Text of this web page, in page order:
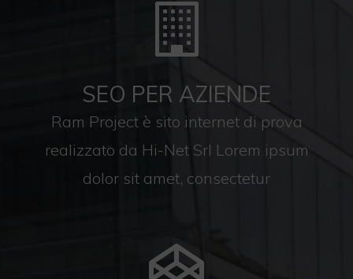
SEO PER AZIENDE
Ram Project è sito internet di prova
realizzato da Hi-Net Srl Lorem ipsum
dolor sit amet, consectetur